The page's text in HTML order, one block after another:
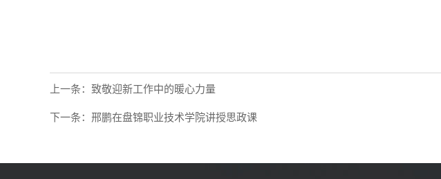
上一条： 致敬迎新工作中的暖心力量
下一条： 邢鹏在盘锦职业技术学院讲授思政课